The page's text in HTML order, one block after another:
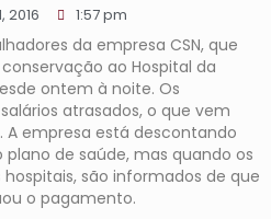
2016 1:57 pm
da empresa CSN, que
ao Hospital da
ontem à noite. Os
atrasados, o que vem
empresa está descontando
de saúde, mas quando os
são informados de que
o pagamento.